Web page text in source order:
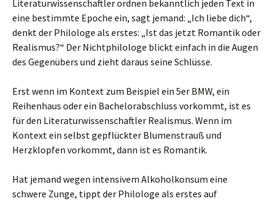
Literaturwissenschaftler ordnen bekanntlich jeden Text in
eine bestimmte Epoche ein, sagt jemand: „Ich liebe dich“,
denkt der Philologe als erstes: „Ist das jetzt Romantik oder
Realismus?“ Der Nichtphilologe blickt einfach in die Augen
des Gegenübers und zieht daraus seine Schlüsse.
Erst wenn im Kontext zum Beispiel ein 5er BMW, ein
Reihenhaus oder ein Bachelorabschluss vorkommt, ist es
für den Literaturwissenschaftler Realismus. Wenn im
Kontext ein selbst gepflückter Blumenstrauß und
Herzklopfen vorkommt, dann ist es Romantik.
Hat jemand wegen intensivem Alkoholkonsum eine
schwere Zunge, tippt der Philologe als erstes auf